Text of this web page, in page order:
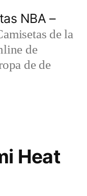
NBA –
de la
de
de de
Heat